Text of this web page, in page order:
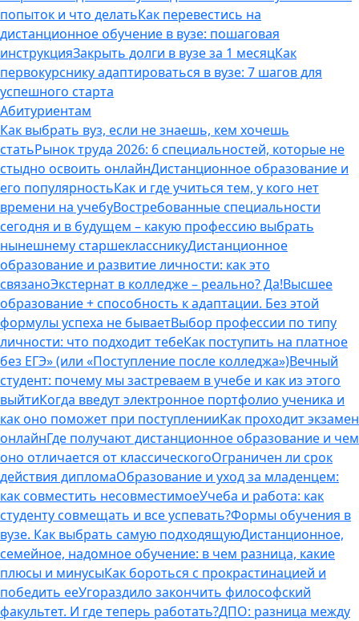
попыток и что делатьКак перевестись на
дистанционное обучение в вузе: пошаговая
инструкцияЗакрыть долги в вузе за 1 месяцКак
первокурснику адаптироваться в вузе: 7 шагов для
успешного старта
Абитуриентам
Как выбрать вуз, если не знаешь, кем хочешь
статьРынок труда 2026: 6 специальностей, которые не
стыдно освоить онлайнДистанционное образование и
его популярностьКак и где учиться тем, у кого нет
времени на учебуВостребованные специальности
сегодня и в будущем – какую профессию выбрать
нынешнему старшеклассникуДистанционное
образование и развитие личности: как это
связаноЭкстернат в колледже – реально? Да!Высшее
образование + способность к адаптации. Без этой
формулы успеха не бываетВыбор профессии по типу
личности: что подходит тебеКак поступить на платное
без ЕГЭ» (или «Поступление после колледжа»)Вечный
студент: почему мы застреваем в учебе и как из этого
выйтиКогда введут электронное портфолио ученика и
как оно поможет при поступленииКак проходит экзамен
онлайнГде получают дистанционное образование и чем
оно отличается от классическогоОграничен ли срок
действия дипломаОбразование и уход за младенцем:
как совместить несовместимоеУчеба и работа: как
студенту совмещать и все успевать?Формы обучения в
вузе. Как выбрать самую подходящуюДистанционное,
семейное, надомное обучение: в чем разница, какие
плюсы и минусыКак бороться с прокрастинацией и
победить ееУгораздило закончить философский
факультет. И где теперь работать?ДПО: разница между